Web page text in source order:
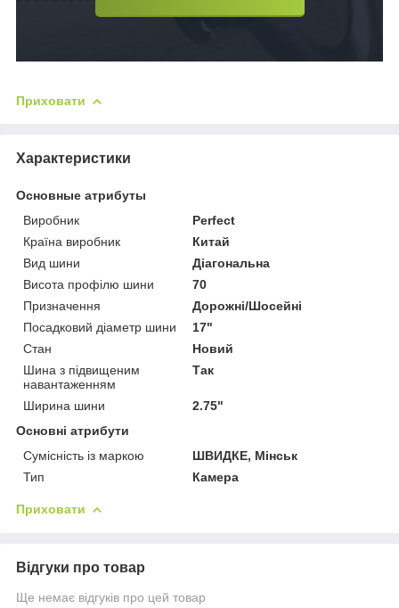
Приховати
Характеристики
Основные атрибуты
Виробник
Perfect
Країна виробник
Китай
Вид шини
Діагональна
Висота профілю шини
70
Призначення
Дорожні/Шосейні
Посадковий діаметр шини
17"
Стан
Новий
Шина з підвищеним
навантаженням
Так
Ширина шини
2.75"
Основні атрибути
Сумісність із маркою
ШВИДКЕ, Мінськ
Тип
Камера
Приховати
Відгуки про товар
Ще немає відгуків про цей товар